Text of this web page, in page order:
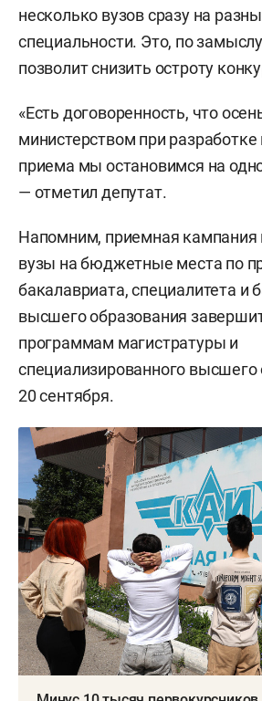
несколько вузов сразу на
специальности. Это, по
позволит снизить остроту
«Есть договоренность, что
министерством при
приема мы остановимся на
— отметил депутат.
Напомним, приемная кампания
вузы на бюджетные места по
бакалавриата, специалитета и
высшего образования
программам магистратуры и
специализированного
20 сентября.